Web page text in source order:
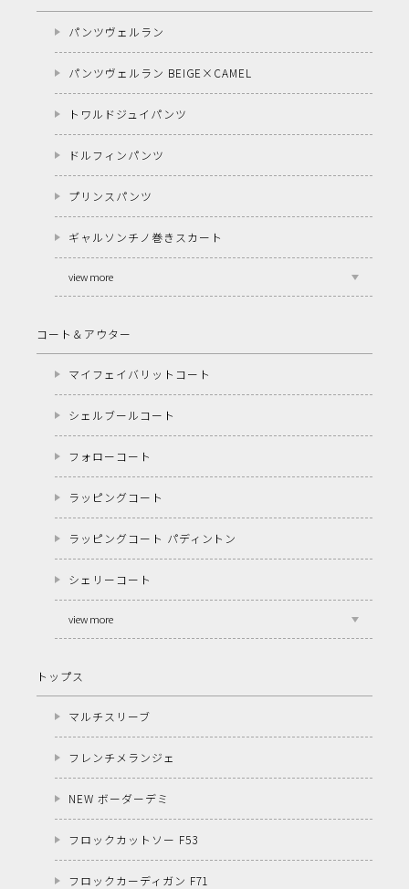
パンツヴェルラン
パンツヴェルラン BEIGE×CAMEL
トワルドジュイパンツ
ドルフィンパンツ
プリンスパンツ
ギャルソンチノ巻きスカート
view more
コート＆アウター
マイフェイバリットコート
シェルブールコート
フォローコート
ラッピングコート
ラッピングコート パディントン
シェリーコート
view more
トップス
マルチスリーブ
フレンチメランジェ
NEW ボーダーデミ
フロックカットソー F53
フロックカーディガン F71